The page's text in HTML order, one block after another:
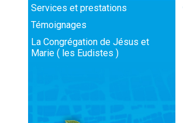
Services et prestations
Témoignages
La Congrégation de Jésus et
Marie ( les Eudistes )